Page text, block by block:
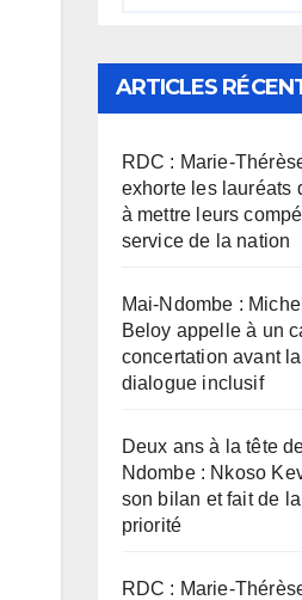
ARTICLES
RDC : Marie-
exhorte les lauréats
à mettre leurs
service de la nation
Mai-Ndombe :
Beloy appelle à un
concertation avant
dialogue inclusif
Deux ans à la tête
Ndombe : Nkoso
son bilan et fait de
priorité
RDC : Marie-